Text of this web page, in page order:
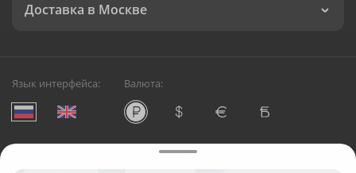
Доставка в Москве
Язык интерфейса: Валюта:
Служба круглосуточной доставки цветов в Москве